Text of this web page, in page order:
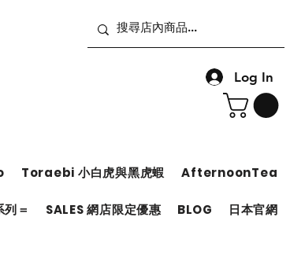
Log In
Toraebi 小白虎與黑虎蝦 AfternoonTea
列＝ SALES 網店限定優惠 BLOG 日本官網